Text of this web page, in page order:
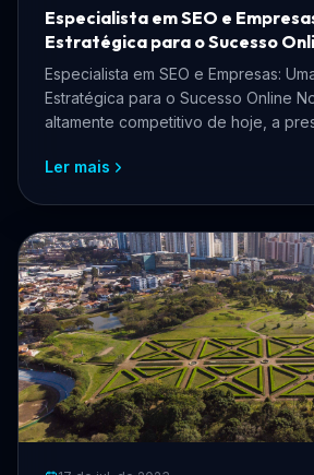
Especialista em SEO e
Estratégica para o Sucesso
Especialista em SEO e Empresas:
Estratégica para o Sucesso Online
altamente competitivo de hoje, a
Ler mais